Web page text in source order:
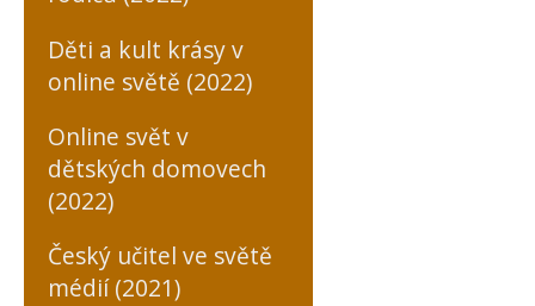
Děti a kult krásy v
online světě (2022)
Online svět v
dětských domovech
(2022)
Český učitel ve světě
médií (2021)